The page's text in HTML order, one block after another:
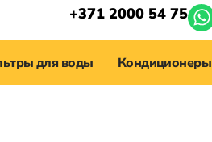
+371 2000 54 75
для воды Кондиционеры